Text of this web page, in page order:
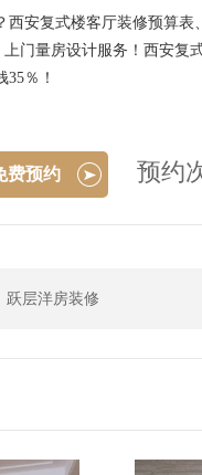
安复式楼客厅装修预算表
门量房设计服务！西安复
％！
费预约 预约
跃层洋房装修